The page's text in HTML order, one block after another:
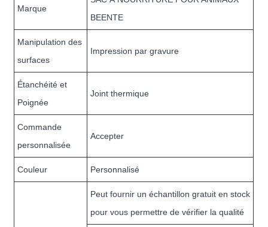
Marque
BEENTE
Manipulation des
surfaces
Impression par gravure
Étanchéité et
Poignée
Joint thermique
Commande
personnalisée
Accepter
Couleur Personnalisé
Peut fournir un échantillon gratuit en stock
pour vous permettre de vérifier la qualité